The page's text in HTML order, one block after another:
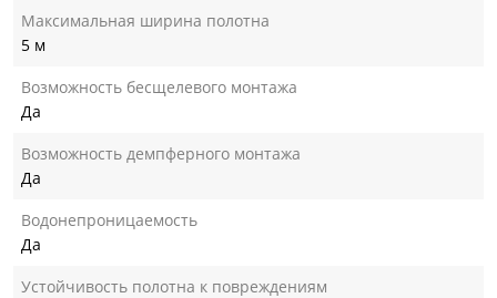
Максимальная ширина полотна
5 м
Возможность бесщелевого монтажа
Да
Возможность демпферного монтажа
Да
Водонепроницаемость
Да
Устойчивость полотна к повреждениям